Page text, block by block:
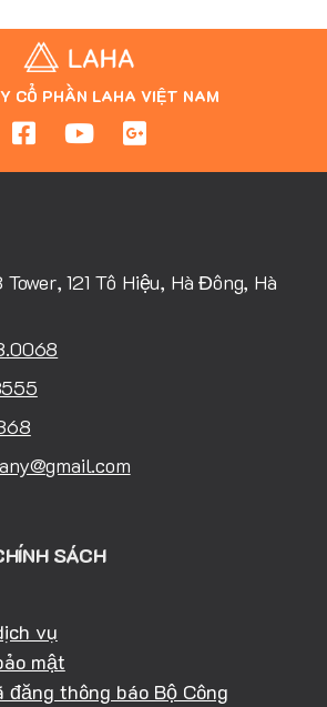
CỔ PHẦN LAHA VIỆT NAM
121 Tô Hiệu, Hà Đông, Hà
SÁCH
vụ
mật
thông báo Bộ Công